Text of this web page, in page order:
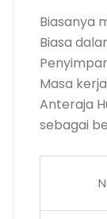
Biasanya
Biasa
Masa
Anteraja
sebagai